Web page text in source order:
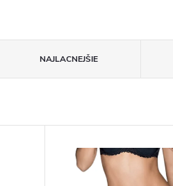
NAJLACNEJŠIE